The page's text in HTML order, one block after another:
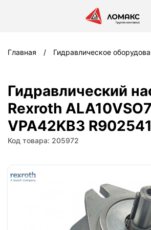
Главная Гидравлическое
Гидравлический
Rexroth
VPA42KB3
Код товара: 205972